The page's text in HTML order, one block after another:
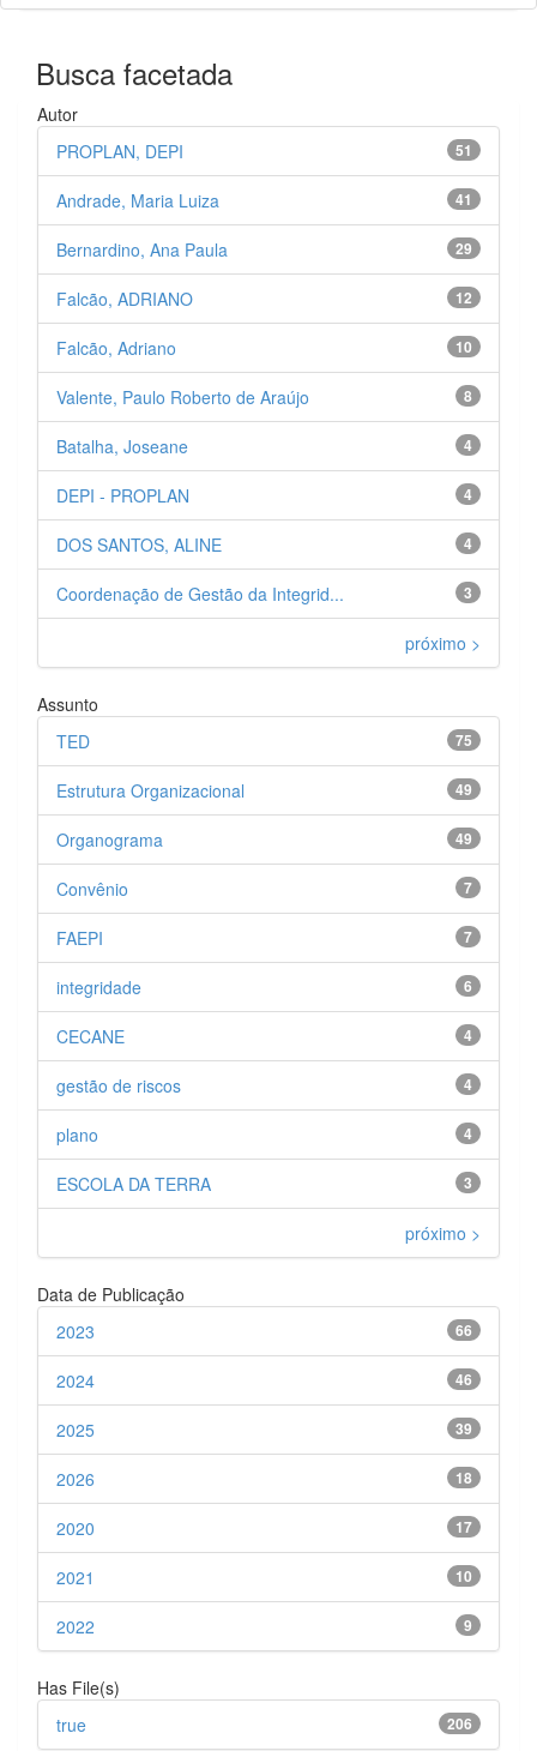
Busca facetada
Autor
51
PROPLAN, DEPI
41
Andrade, Maria Luiza
29
Bernardino, Ana Paula
12
Falcão, ADRIANO
10
Falcão, Adriano
8
Valente, Paulo Roberto de Araújo
4
Batalha, Joseane
4
DEPI - PROPLAN
4
DOS SANTOS, ALINE
3
Coordenação de Gestão da Integrid...
próximo >
Assunto
75
TED
49
Estrutura Organizacional
49
Organograma
7
Convênio
7
FAEPI
6
integridade
4
CECANE
4
gestão de riscos
4
plano
3
ESCOLA DA TERRA
próximo >
Data de Publicação
66
2023
46
2024
39
2025
18
2026
17
2020
10
2021
9
2022
Has File(s)
206
true